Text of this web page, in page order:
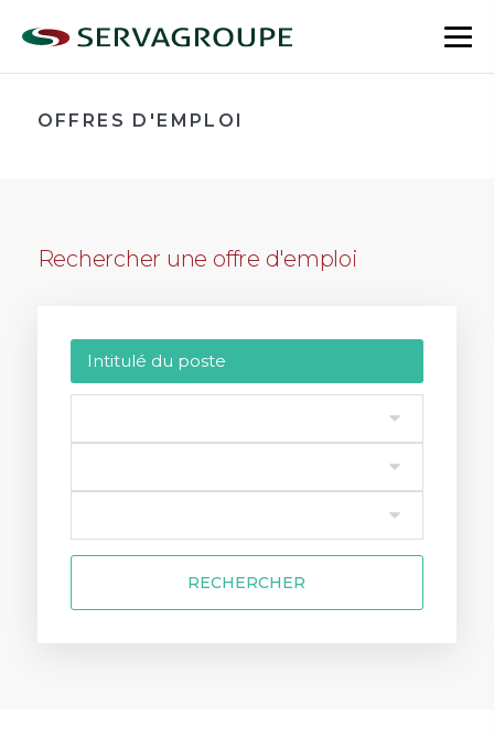
OFFRES D'EMPLOI
Rechercher une offre d'emploi
RECHERCHER